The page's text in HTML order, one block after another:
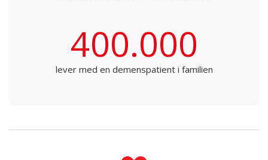
400.000
lever med en demenspatient i familien